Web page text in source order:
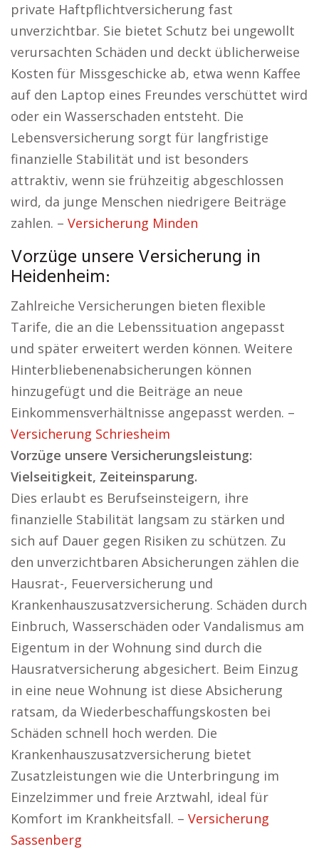
private Haftpflichtversicherung fast
unverzichtbar. Sie bietet Schutz bei ungewollt
verursachten Schäden und deckt üblicherweise
Kosten für Missgeschicke ab, etwa wenn Kaffee
auf den Laptop eines Freundes verschüttet wird
oder ein Wasserschaden entsteht. Die
Lebensversicherung sorgt für langfristige
finanzielle Stabilität und ist besonders
attraktiv, wenn sie frühzeitig abgeschlossen
wird, da junge Menschen niedrigere Beiträge
zahlen. – Versicherung Minden
Vorzüge unsere Versicherung in
Heidenheim:
Zahlreiche Versicherungen bieten flexible
Tarife, die an die Lebenssituation angepasst
und später erweitert werden können. Weitere
Hinterbliebenenabsicherungen können
hinzugefügt und die Beiträge an neue
Einkommensverhältnisse angepasst werden. –
Versicherung Schriesheim
Vorzüge unsere Versicherungsleistung:
Vielseitigkeit, Zeiteinsparung.
Dies erlaubt es Berufseinsteigern, ihre
finanzielle Stabilität langsam zu stärken und
sich auf Dauer gegen Risiken zu schützen. Zu
den unverzichtbaren Absicherungen zählen die
Hausrat-, Feuerversicherung und
Krankenhauszusatzversicherung. Schäden durch
Einbruch, Wasserschäden oder Vandalismus am
Eigentum in der Wohnung sind durch die
Hausratversicherung abgesichert. Beim Einzug
in eine neue Wohnung ist diese Absicherung
ratsam, da Wiederbeschaffungskosten bei
Schäden schnell hoch werden. Die
Krankenhauszusatzversicherung bietet
Zusatzleistungen wie die Unterbringung im
Einzelzimmer und freie Arztwahl, ideal für
Komfort im Krankheitsfall. – Versicherung
Sassenberg